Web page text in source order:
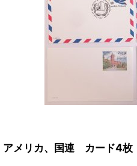
アメリカ、国連 カード4枚